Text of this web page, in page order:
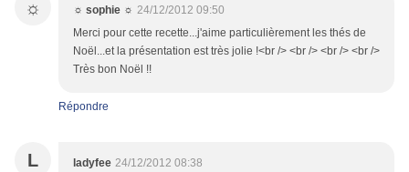
☼ ☼ sophie ☼ 24/12/2012 09:50
Merci pour cette recette...j'aime particulièrement les thés de
Noël...et la présentation est très jolie !<br /> <br /> <br /> <br />
Très bon Noël !!
Répondre
L ladyfee 24/12/2012 08:38